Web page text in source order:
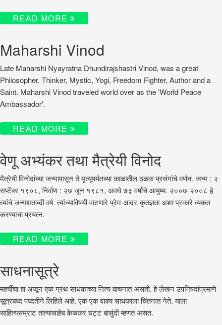
READ MORE
Maharshi Vinod
Late Maharshi Nyayratna Dhundirajshastri Vinod, was a great
Philosopher, Thinker, Mystic, Yogi, Freedom Fighter, Author and a
Saint. Maharshi Vinod traveled world over as the 'World Peace
Ambassador'.
READ MORE
वेणू अभ्यंकर तथा मैत्रेयी विनोद
मैत्रेयी विनोदांच्या जन्मापासून ते मृत्यूपर्यतच्या काळातील ठळक प्रसंगांचे वर्णन. जन्म : २
सप्टेंबर १९०८, निर्वाण : २७ जून १९८१, अवघे ७३ वर्षांचे आयुष्य. २००७-२००८ हे
त्यांचे जन्मशताब्दी वर्ष. त्यांच्याविषयी वाटणारे प्रेम-आदर-कृतज्ञता अशा प्रकारे व्यकत
करण्याचा प्रयत्न.
READ MORE
साधनासूत्रे
महर्षींचा हा अजून एक ग्रंथ साधकांच्या नित्य वाचनात असतो. हे लेखन उपनिषदांप्रमाणे
सूत्रबध्द पध्दतीने लिहिले आहे. एक एक वाक्य साधकाला चिंतनात नेते. याला
साहित्यसम्राट तात्यासाहेब केळकर घट्ट बासुंदी म्हणत असत.